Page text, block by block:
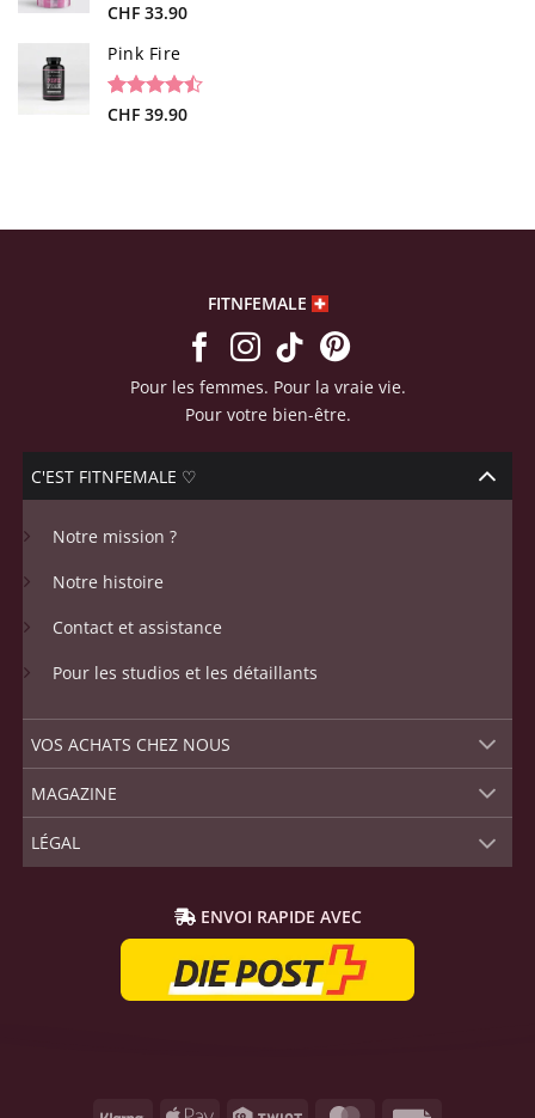
Noté4.73
sur
26
client
CHF 33.90
Pink Fire
Noté4.47
19
CHF 39.90
FITNFEMALE
Pour les femmes. Pour la vraie vie.
Pour votre bien-être.
C'EST FITNFEMALE ♡
Notre mission ?
Notre histoire
Contact et assistance
Pour les studios et les détaillants
VOS ACHATS CHEZ NOUS
MAGAZINE
LÉGAL
ENVOI RAPIDE AVEC